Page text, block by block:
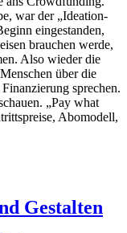
war der „Ideation-
eingestanden,
brauchen werde,
Also wieder die
über die
sprechen.
„Pay what
Abomodell,
Gestalten